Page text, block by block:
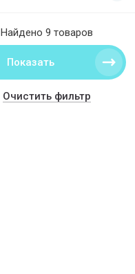
Найдено 9 товаров
Показать
Очистить фильтр